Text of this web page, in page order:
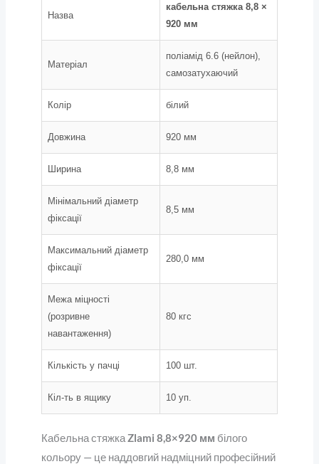
Назва
кабельна стяжка 8,8 ×
920 мм
Матеріал
поліамід 6.6 (нейлон),
самозатухаючий
Колір білий
Довжина 920 мм
Ширина 8,8 мм
Мінімальний діаметр
фіксації
8,5 мм
Максимальний діаметр
фіксації
280,0 мм
Межа міцності
(розривне
навантаження)
80 кгс
Кількість у пачці 100 шт.
Кіл-ть в ящику 10 уп.
Кабельна стяжкаZlami 8,8×920 мм білого
кольору — це наддовгий надміцний професійний